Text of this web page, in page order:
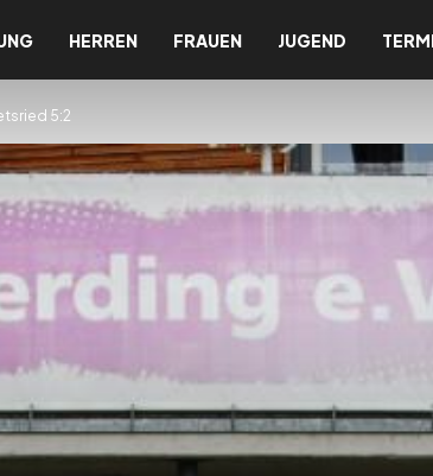
HERREN FRAUEN JUGEND
5:2